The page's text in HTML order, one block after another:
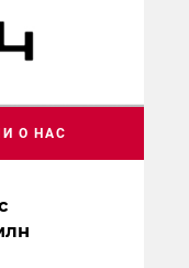
О НАС